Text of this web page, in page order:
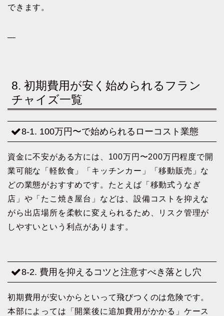
できます。
—
8. 初期費用が安く始められるフラン
チャイズ一覧
8-1. 100万円〜で始められるローコスト業態
資金に不安がある方には、100万円〜200万円程度で開
業可能な「軽飲食」「キッチンカー」「移動販売」な
どの業態がおすすめです。たとえば「移動式うなぎ
店」や「たこ焼き屋台」などは、設備コストを抑えな
がら出店場所を柔軟に変えられるため、リスク管理が
しやすいという利点があります。
8-2. 費用を抑えるコツと注意すべき落とし穴
初期費用が安いからといって飛びつくのは危険です。
本部によっては「開業後に追加費用がかかる」ケース